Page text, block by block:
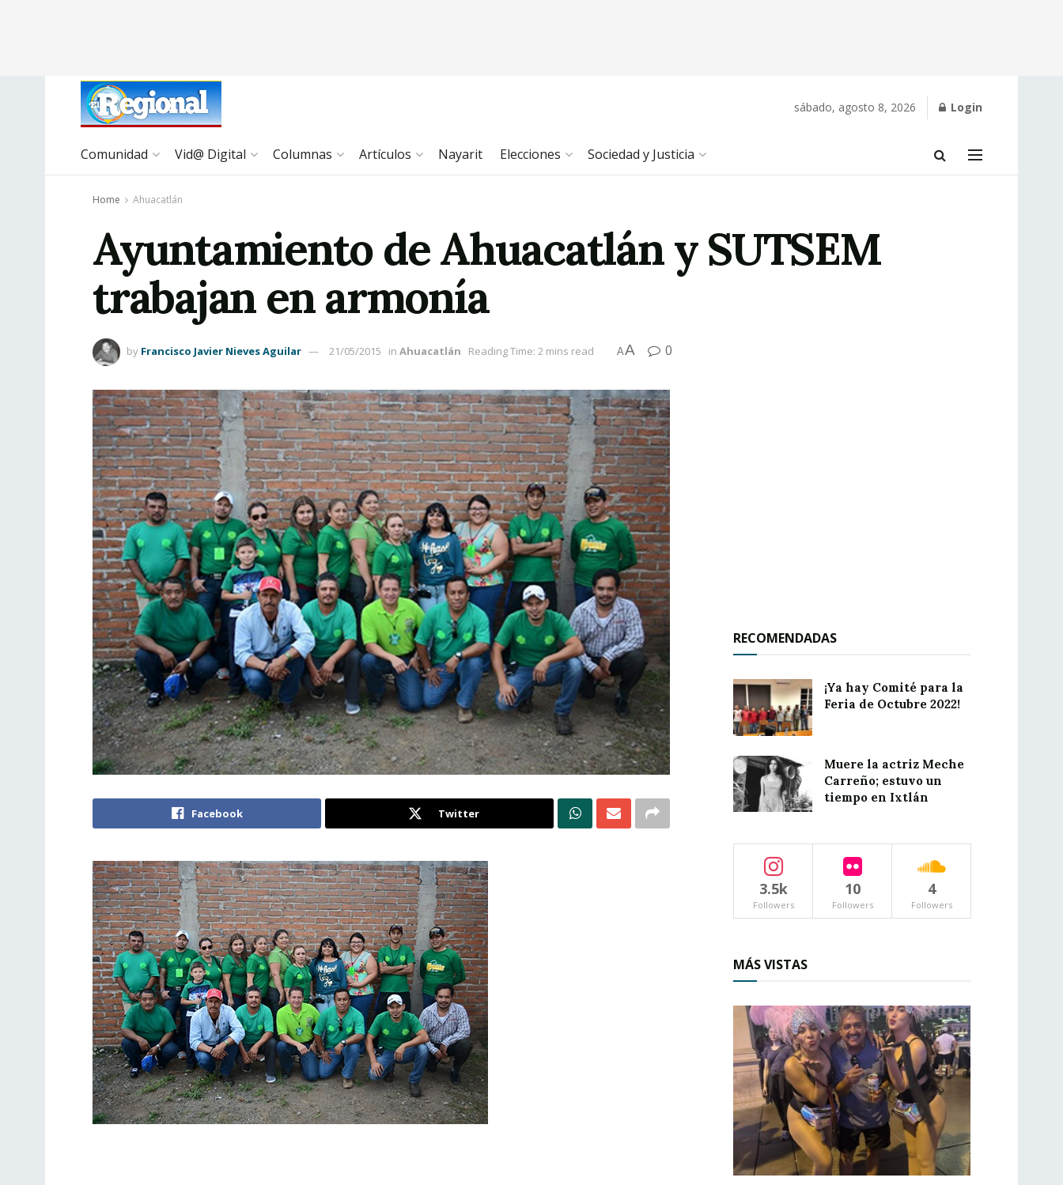
sábado, agosto 8, 2026 Login
Comunidad Vid@ Digital Columnas Artículos Nayarit Elecciones Sociedad y Justicia
Home Ahuacatlán
Ayuntamiento de Ahuacatlán y SUTSEM
trabajan en armonía
by Francisco Javier Nieves Aguilar 21/05/2015 in Ahuacatlán Reading Time: 2 mins read AA 0
Facebook Twitter
RECOMENDADAS
¡Ya hay Comité para la
Feria de Octubre 2022!
Muere la actriz Meche
Carreño; estuvo un
tiempo en Ixtlán
3.5k
Followers
10
Followers
4
Followers
MÁS VISTAS